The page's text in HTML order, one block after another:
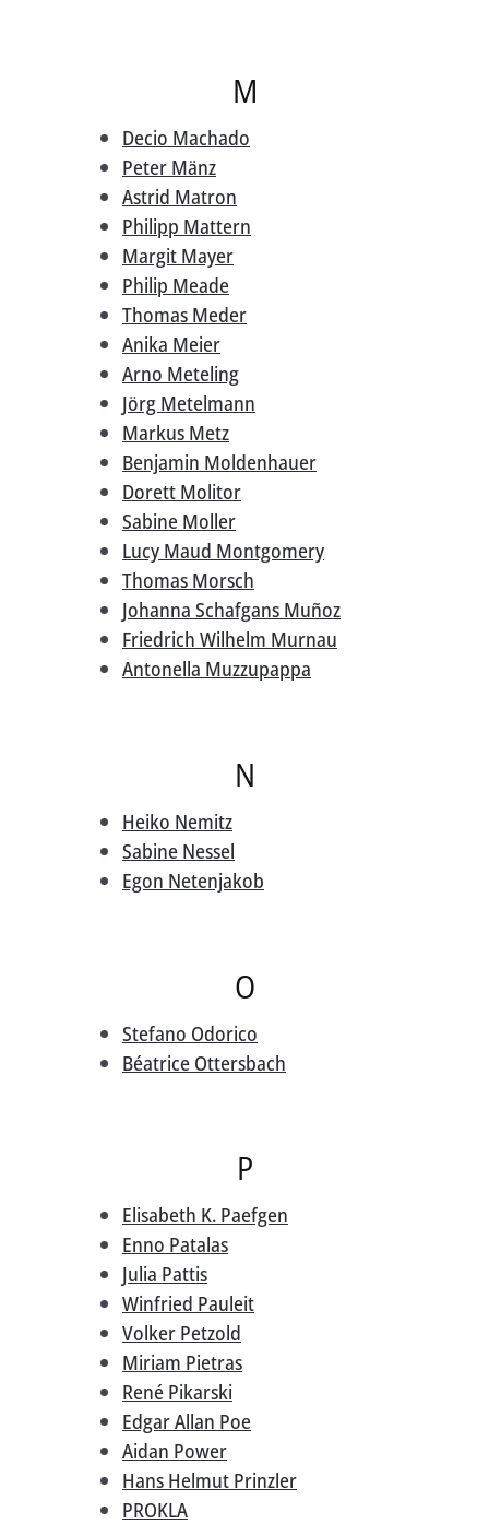
M
Decio Machado
Peter Mänz
Astrid Matron
Philipp Mattern
Margit Mayer
Philip Meade
Thomas Meder
Anika Meier
Arno Meteling
Jörg Metelmann
Markus Metz
Benjamin Moldenhauer
Dorett Molitor
Sabine Moller
Lucy Maud Montgomery
Thomas Morsch
Johanna Schafgans Muñoz
Friedrich Wilhelm Murnau
Antonella Muzzupappa
N
Heiko Nemitz
Sabine Nessel
Egon Netenjakob
O
Stefano Odorico
Béatrice Ottersbach
P
Elisabeth K. Paefgen
Enno Patalas
Julia Pattis
Winfried Pauleit
Volker Petzold
Miriam Pietras
René Pikarski
Edgar Allan Poe
Aidan Power
Hans Helmut Prinzler
PROKLA